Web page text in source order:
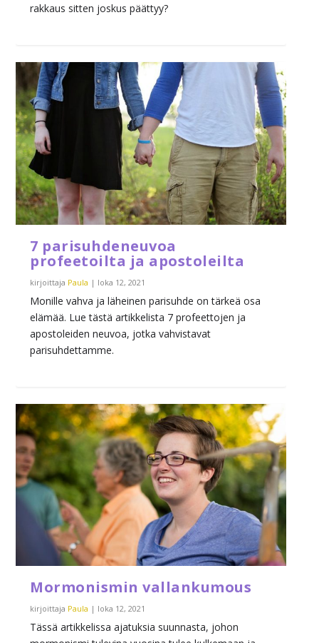
rakkaus sitten joskus päättyy?
7 parisuhdeneuvoa
profeetoilta ja apostoleilta
kirjoittaja Paula | loka 12, 2021
Monille vahva ja läheinen parisuhde on tärkeä osa
elämää. Lue tästä artikkelista 7 profeettojen ja
apostoleiden neuvoa, jotka vahvistavat
parisuhdettamme.
Mormonismin vallankumous
kirjoittaja Paula | loka 12, 2021
Tässä artikkelissa ajatuksia suunnasta, johon